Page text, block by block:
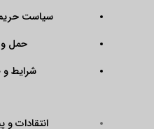
سیاست
حمل و
شرایط و
انتقادات و